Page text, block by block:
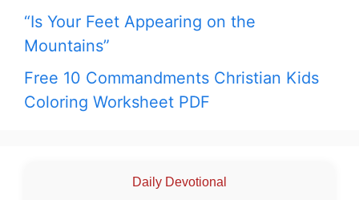
“Is Your Feet Appearing on the
Mountains”
Free 10 Commandments Christian Kids
Coloring Worksheet PDF
Daily Devotional